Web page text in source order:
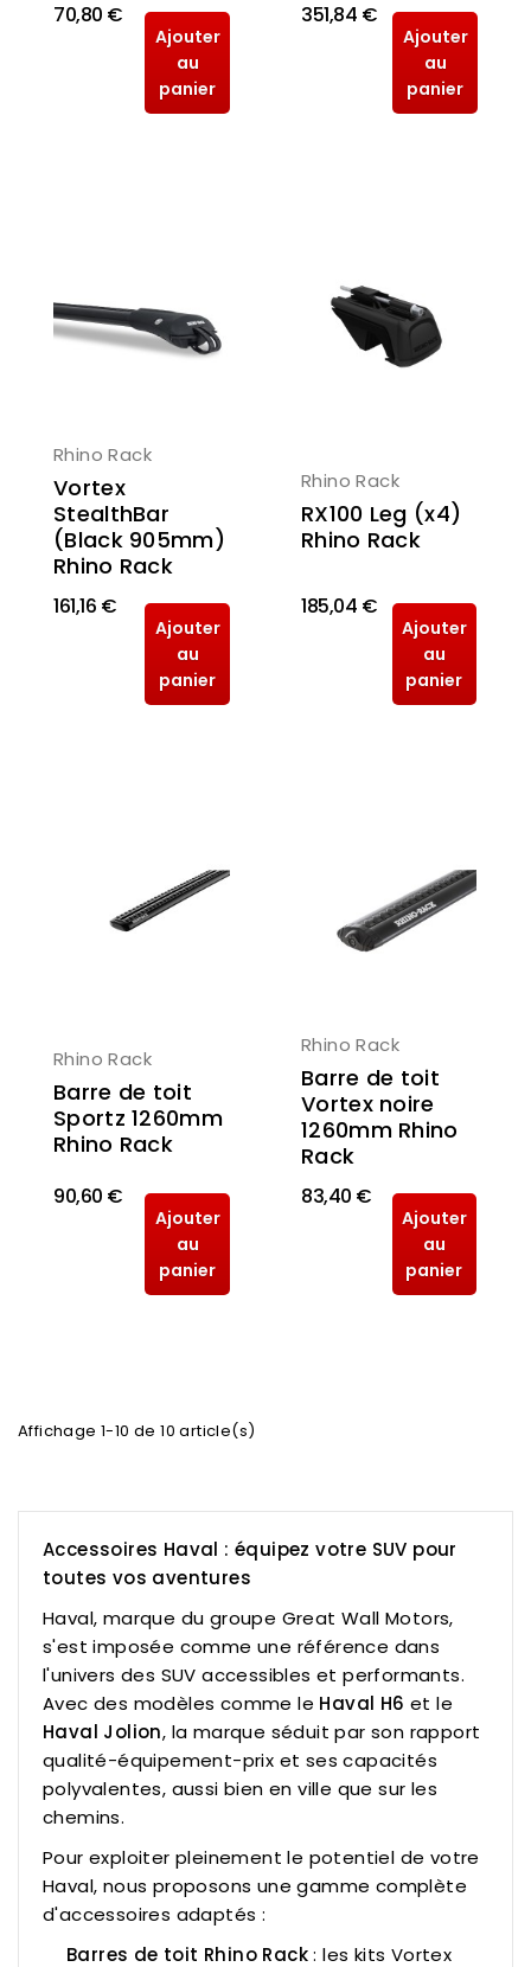
70,80 €
Ajouter
au
panier
351,84 €
Ajouter
au
panier
Rhino Rack
Vortex
StealthBar
(Black 905mm)
Rhino Rack
161,16 €
Ajouter
au
panier
Rhino Rack
RX100 Leg (x4)
Rhino Rack
185,04 €
Ajouter
au
panier
Rhino Rack
Barre de toit
Sportz 1260mm
Rhino Rack
90,60 €
Ajouter
au
panier
Rhino Rack
Barre de toit
Vortex noire
1260mm Rhino
Rack
83,40 €
Ajouter
au
panier
Affichage 1-10 de 10 article(s)
Accessoires Haval : équipez votre SUV pour
toutes vos aventures
Haval, marque du groupe Great Wall Motors,
s'est imposée comme une référence dans
l'univers des SUV accessibles et performants.
Avec des modèles comme le Haval H6 et le
Haval Jolion, la marque séduit par son rapport
qualité-équipement-prix et ses capacités
polyvalentes, aussi bien en ville que sur les
chemins.
Pour exploiter pleinement le potentiel de votre
Haval, nous proposons une gamme complète
d'accessoires adaptés :
Barres de toit Rhino Rack: les kits Vortex